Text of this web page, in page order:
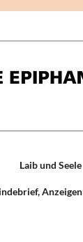
Laib und Seele
Anzeigen